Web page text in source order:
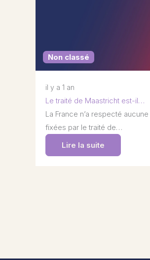
Non classé
il y a 1 an
Le traité de Maastricht est-il…
La France n’a respecté
fixées par le traité de…
Lire la suite